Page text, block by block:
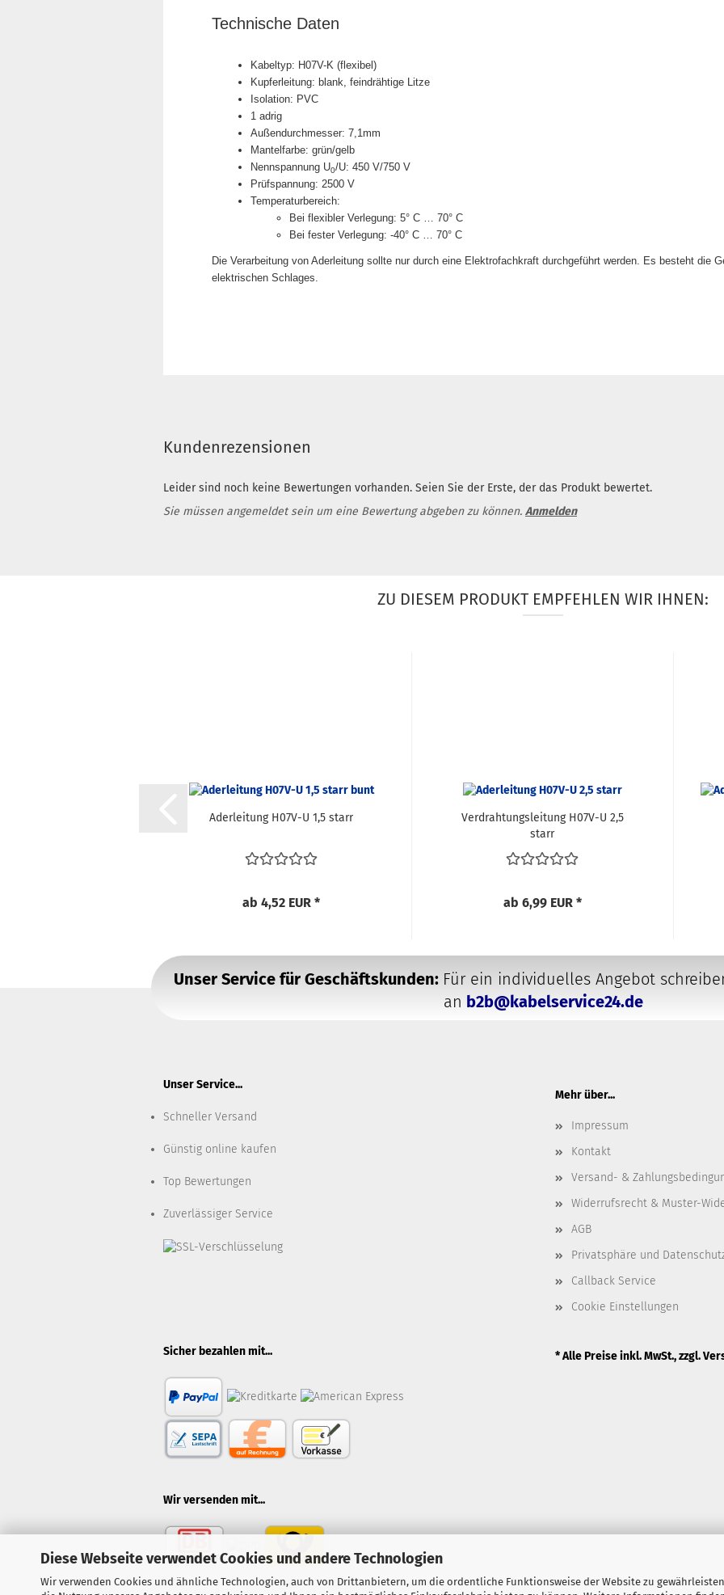
Diese Webseite verwendet Cookies und andere Technologien
Wir verwenden Cookies und ähnliche Technologien, auch von Drittanbietern, um die ordentliche Funktionsweise der Website zu
Technische Daten
Kabeltyp: H07V-K (flexibel)
Kupferleitung: blank, feindrähtige Litze
Isolation: PVC
1 adrig
Außendurchmesser: 7,1mm
Mantelfarbe: grün/gelb
Nennspannung U0/U: 450 V/750 V
Prüfspannung: 2500 V
Temperaturbereich:
Bei flexibler Verlegung: 5° C … 70° C
Bei fester Verlegung: -40° C … 70° C
Die Verarbeitung von Aderleitung sollte nur durch eine Elektrofachkraft durchgeführt werden. Es besteht die
elektrischen Schlages.
Kundenrezensionen
Leider sind noch keine Bewertungen vorhanden. Seien Sie der Erste, der das Produkt bewertet.
Sie müssen angemeldet sein um eine Bewertung abgeben zu können. Anmelden
ZU DIESEM PRODUKT EMPFEHLEN WIR IHNEN:
Aderleitung H07V-U 1,5 starr
ab 4,52 EUR *
Verdrahtungsleitung H07V-U 2,5
starr
ab 6,99 EUR *
Unser Service für Geschäftskunden: Für ein individuelles Angebot
an b2b@kabelservice24.de
Unser Service...
Schneller Versand
Günstig online kaufen
Top Bewertungen
Zuverlässiger Service
Mehr über...
Impressum
Kontakt
Versand- &
Widerrufsrecht & Muster-
AGB
Privatsphäre und
Callback Service
Cookie Einstellungen
Sicher bezahlen mit...
Wir versenden mit...
* Alle Preise inkl. MwSt., zzgl.